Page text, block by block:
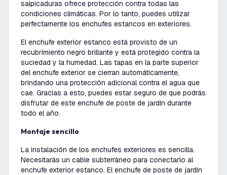
salpicaduras ofrece protección contra todas las
condiciones climáticas. Por lo tanto, puedes utilizar
perfectamente los enchufes estancos en exteriores.
El enchufe exterior estanco está provisto de un
recubrimiento negro brillante y está protegido contra la
suciedad y la humedad. Las tapas en la parte superior
del enchufe exterior se cierran automáticamente,
brindando una protección adicional contra el agua que
cae. Gracias a esto, puedes estar seguro de que podrás
disfrutar de este enchufe de poste de jardín durante
todo el año.
Montaje sencillo
La instalación de los enchufes exteriores es sencilla.
Necesitarás un cable subterráneo para conectarlo al
enchufe exterior estanco. El enchufe de poste de jardín